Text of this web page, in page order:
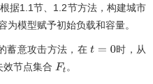
据1.1节、1.2节方法，构建城市
模型赋予初始负载和容量。
蓄意攻击方法，在 t=0
时，从
效节点集合 Ft 。